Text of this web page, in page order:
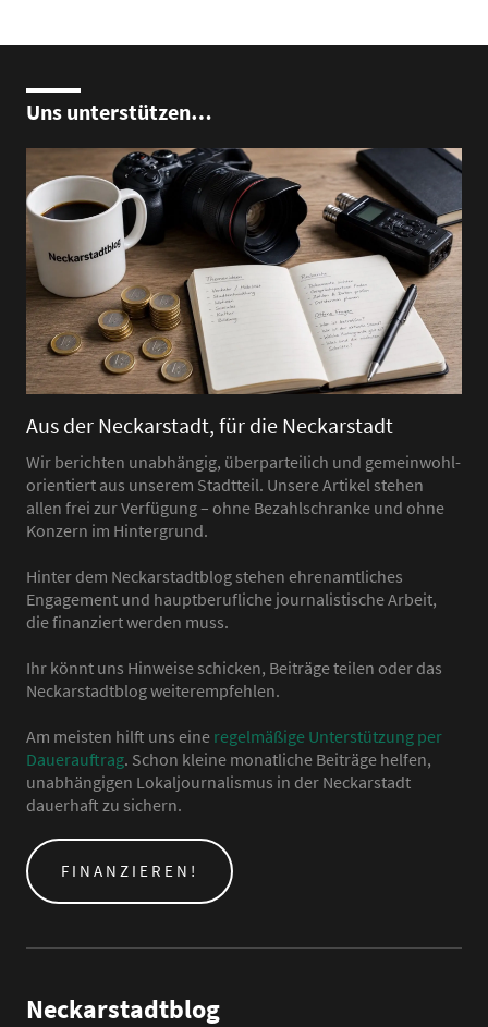
Uns unterstützen…
Aus der Neckarstadt, für die Neckarstadt
Wir berichten unabhängig, überparteilich und gemeinwohl-
orientiert aus unserem Stadtteil. Unsere Artikel stehen
allen frei zur Verfügung – ohne Bezahlschranke und ohne
Konzern im Hintergrund.
Hinter dem Neckarstadtblog stehen ehrenamtliches
Engagement und hauptberufliche journalistische Arbeit,
die finanziert werden muss.
Ihr könnt uns Hinweise schicken, Beiträge teilen oder das
Neckarstadtblog weiterempfehlen.
Am meisten hilft uns eine regelmäßige Unterstützung per
Dauerauftrag. Schon kleine monatliche Beiträge helfen,
unabhängigen Lokaljournalismus in der Neckarstadt
dauerhaft zu sichern.
FINANZIEREN!
Neckarstadtblog